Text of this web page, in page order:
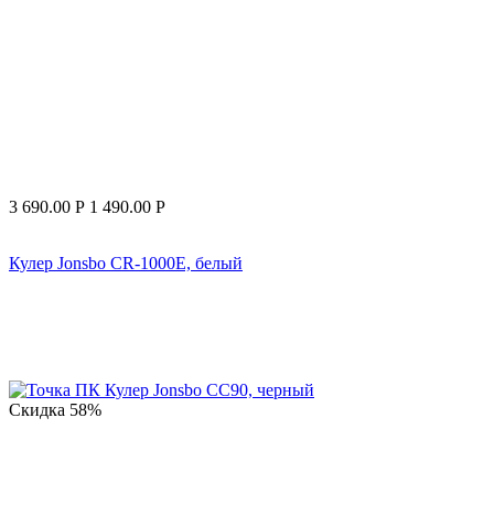
3 690.00 Р 1 490.00 Р
Кулер Jonsbo CR-1000E, белый
Скидка 58%